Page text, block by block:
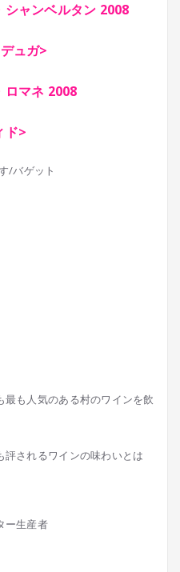
ャンベルタン 2008
ュガ>
マネ 2008
ド>
/バゲット
も人気のある村のワインを飲
されるワインの味わいとは
ー生産者